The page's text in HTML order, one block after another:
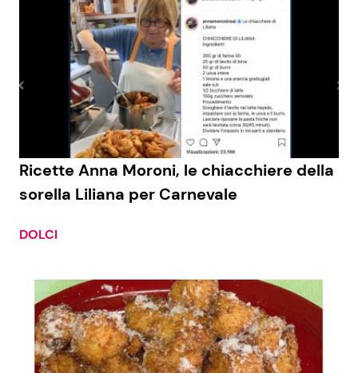
Ricette Anna Moroni, le chiacchiere della
sorella Liliana per Carnevale
DOLCI